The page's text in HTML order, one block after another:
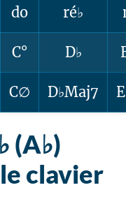
do ré♭
C° D♭
C∅ D♭Maj7
(A♭)
clavier